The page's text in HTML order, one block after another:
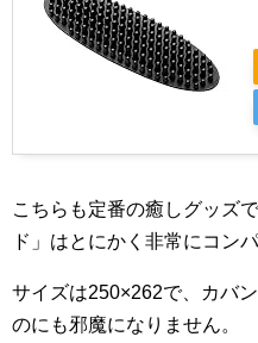
こちらも定番の癒しグッズ
ド」はとにかく非常にコン
サイズは250×262で、カバ
のにも邪魔になりません。